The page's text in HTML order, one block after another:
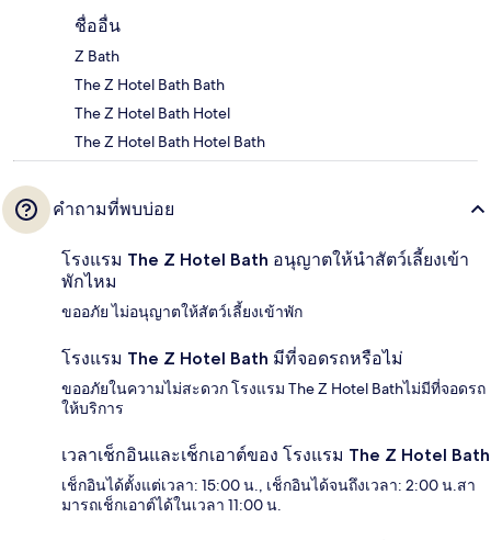
ชื่ออื่น
Z Bath
The Z Hotel Bath Bath
The Z Hotel Bath Hotel
The Z Hotel Bath Hotel Bath
คำถามที่พบบ่อย
โรงแรม The Z Hotel Bath อนุญาตให้นำสัตว์เลี้ยงเข้า
พักไหม
ขออภัย ไม่อนุญาตให้สัตว์เลี้ยงเข้าพัก
โรงแรม The Z Hotel Bath มีที่จอดรถหรือไม่
ขออภัยในความไม่สะดวก โรงแรม The Z Hotel Bathไม่มีที่จอดรถ
ให้บริการ
เวลาเช็กอินและเช็กเอาต์ของ โรงแรม The Z Hotel Bath
เช็กอินได้ตั้งแต่เวลา: 15:00 น., เช็กอินได้จนถึงเวลา: 2:00 น.สา
มารถเช็กเอาต์ได้ในเวลา 11:00 น.